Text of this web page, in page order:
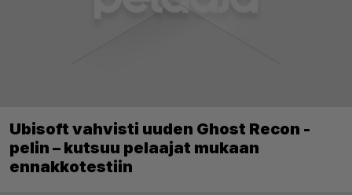
Ubisoft vahvisti uuden Ghost Recon -
pelin – kutsuu pelaajat mukaan
ennakkotestiin